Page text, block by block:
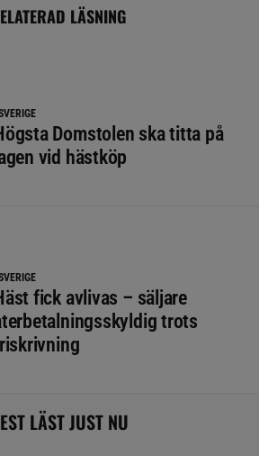
LÄSNING
Domstolen ska titta på
vid hästköp
fick avlivas – säljare
trots
LÄST JUST NU